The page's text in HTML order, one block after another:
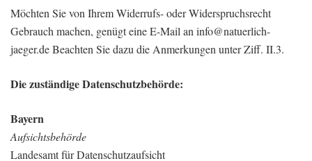
Möchten Sie von Ihrem Widerrufs- oder Widerspruchsrecht
Gebrauch machen, genügt eine E-Mail an info@natuerlich-
jaeger.de Beachten Sie dazu die Anmerkungen unter Ziff. II.3.
Die zuständige Datenschutzbehörde:
Bayern
Aufsichtsbehörde
Landesamt für Datenschutzaufsicht